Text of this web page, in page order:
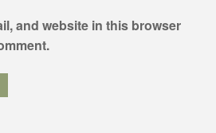
and website in this browser